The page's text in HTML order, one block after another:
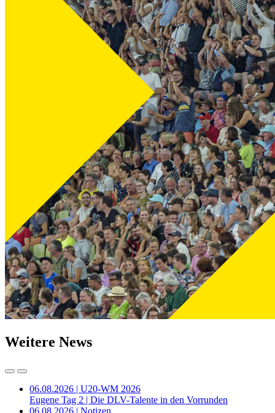
Weitere News
06.08.2026 | U20-WM 2026
Eugene Tag 2 | Die DLV-Talente in den Vorrunden
06.08.2026 | Notizen